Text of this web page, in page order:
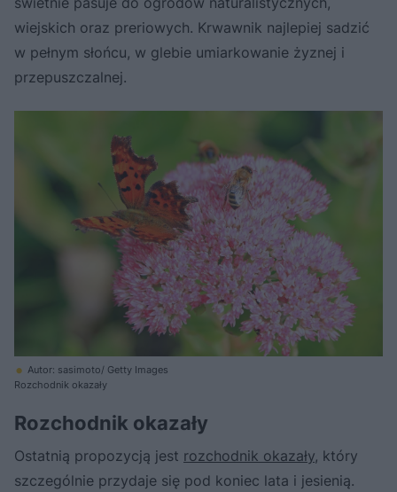
wiejskich oraz preriowych. Krwawnik najlepiej sadzić
w pełnym słońcu, w glebie umiarkowanie żyznej i
przepuszczalnej.
Autor: sasimoto/ Getty Images
Rozchodnik okazały
Rozchodnik okazały
Ostatnią propozycją jest rozchodnik okazały, który
szczególnie przydaje się pod koniec lata i jesienią.